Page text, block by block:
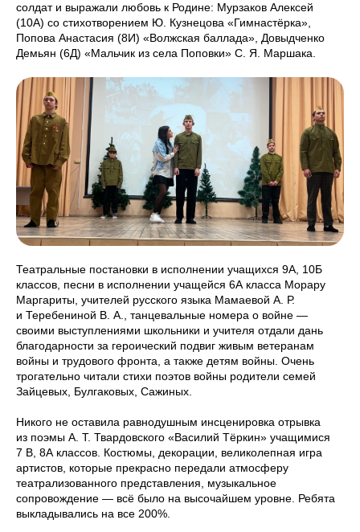
солдат и выражали любовь к Родине: Мурзаков Алексей
(10А) со стихотворением Ю. Кузнецова «Гимнастёрка»,
Попова Анастасия (8И) «Волжская баллада», Довыдченко
Демьян (6Д) «Мальчик из села Поповки» С. Я. Маршака.
Театральные постановки в исполнении учащихся 9А, 10Б
классов, песни в исполнении учащейся 6А класса Морару
Маргариты, учителей русского языка Мамаевой А. Р.
и Теребениной В. А., танцевальные номера о войне —
своими выступлениями школьники и учителя отдали дань
благодарности за героический подвиг живым ветеранам
войны и трудового фронта, а также детям войны. Очень
трогательно читали стихи поэтов войны родители семей
Зайцевых, Булгаковых, Сажиных.
Никого не оставила равнодушным инсценировка отрывка
из поэмы А. Т. Твардовского «Василий Тёркин» учащимися
7 В, 8А классов. Костюмы, декорации, великолепная игра
артистов, которые прекрасно передали атмосферу
театрализованного представления, музыкальное
сопровождение — всё было на высочайшем уровне. Ребята
выкладывались на все 200%.